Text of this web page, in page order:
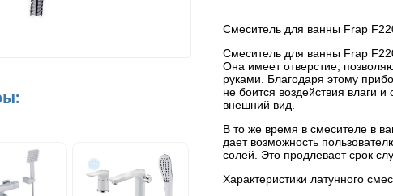
Смеситель для ванны Frap
Смеситель для ванны Frap
Она имеет отверстие,
руками. Благодаря этому
не боится воздействия влаги
внешний вид.
В то же время в смесителе в
дает возможность
солей. Это продлевает срок
Характеристики латунного